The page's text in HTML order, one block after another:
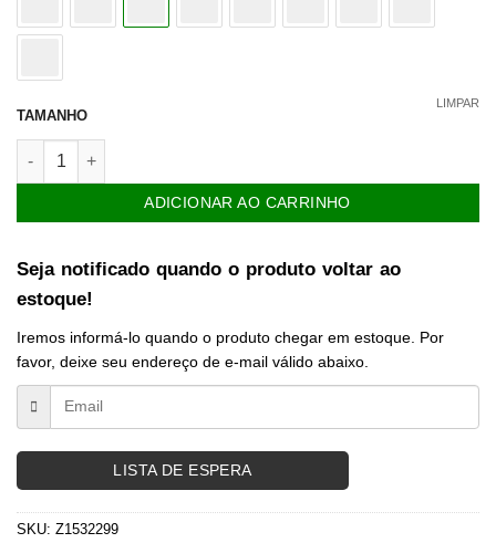
TAMANHO
LIMPAR
Bota de Treino Feminina Nude Tamarindo Chocolate
ADICIONAR AO CARRINHO
Seja notificado quando o produto voltar ao
estoque!
Iremos informá-lo quando o produto chegar em estoque. Por
favor, deixe seu endereço de e-mail válido abaixo.
LISTA DE ESPERA
SKU: Z1532299